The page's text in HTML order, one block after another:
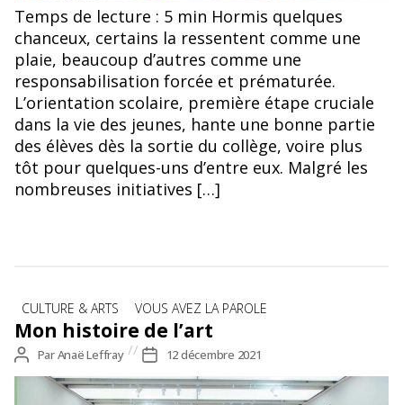
© Pexels
Temps de lecture : 5 min Hormis quelques
chanceux, certains la ressentent comme une
plaie, beaucoup d’autres comme une
responsabilisation forcée et prématurée.
L’orientation scolaire, première étape cruciale
dans la vie des jeunes, hante une bonne partie
des élèves dès la sortie du collège, voire plus
tôt pour quelques-uns d’entre eux. Malgré les
nombreuses initiatives […]
Catégories
CULTURE & ARTS VOUS AVEZ LA PAROLE
Mon histoire de l’art
Auteur
de
l’article
ParAnaë Leffray
Date
de
l’article
12 décembre 2021